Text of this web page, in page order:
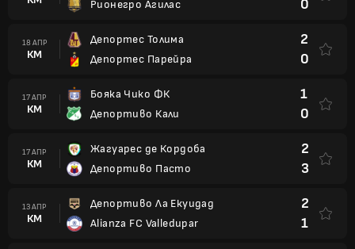
Рионегро Агилас
0
18 АПР
КМ
Депортес Толима
Депортес Парейра
2
0
17 АПР
КМ
Бояка Чико ФК
Депортиво Кали
1
0
17 АПР
КМ
Жагуарес де Кордоба
Депортиво Пасто
2
3
13 АПР
КМ
Депортиво Ла Екуидад
Alianza FC Valledupar
2
1